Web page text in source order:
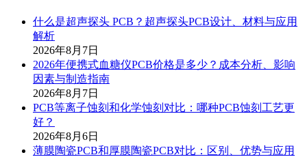
什么是超声探头 PCB？超声探头PCB设计、材料与应用
解析
2026年8月7日
2026年便携式血糖仪PCB价格是多少？成本分析、影响
因素与制造指南
2026年8月7日
PCB等离子蚀刻和化学蚀刻对比：哪种PCB蚀刻工艺更
好？
2026年8月6日
薄膜陶瓷PCB和厚膜陶瓷PCB对比：区别、优势与应用